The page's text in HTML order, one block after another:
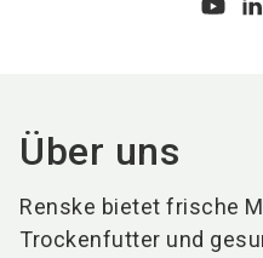
Über uns
Renske bietet frische
Trockenfutter und